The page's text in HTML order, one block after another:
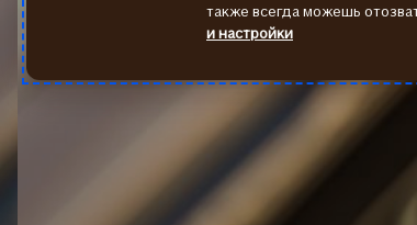
также всегда можешь
и настройки